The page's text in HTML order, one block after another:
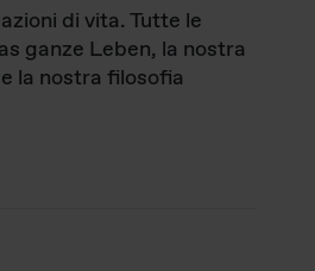
di vita. Tutte le
ganze Leben, la nostra
la nostra filosofia